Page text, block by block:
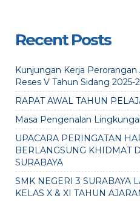
Recent Posts
Kunjungan Kerja
Reses V Tahun Sidang 2025-
RAPAT AWAL TAHUN
Masa Pengenalan
UPACARA PERINGATAN
BERLANGSUNG KHIDMAT
SURABAYA
SMK NEGERI 3 SURABAYA
KELAS X & XI TAHUN